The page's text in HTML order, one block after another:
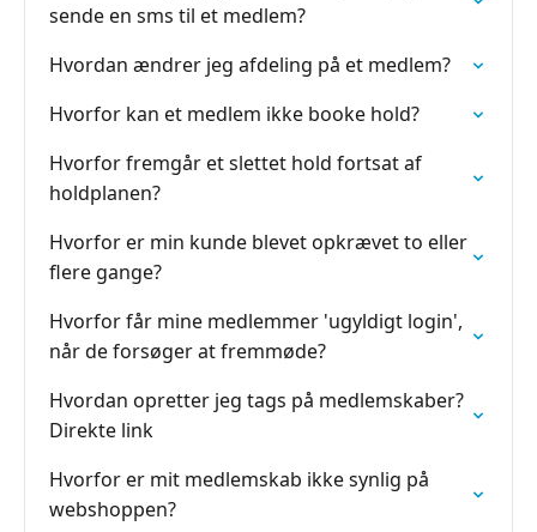
sende en sms til et medlem?
Hvordan ændrer jeg afdeling på et medlem?
Hvorfor kan et medlem ikke booke hold?
Hvorfor fremgår et slettet hold fortsat af
holdplanen?
Hvorfor er min kunde blevet opkrævet to eller
flere gange?
Hvorfor får mine medlemmer 'ugyldigt login',
når de forsøger at fremmøde?
Hvordan opretter jeg tags på medlemskaber?
Direkte link
Hvorfor er mit medlemskab ikke synlig på
webshoppen?